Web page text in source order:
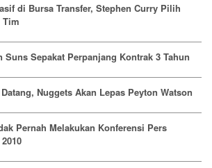
di Bursa Transfer, Stephen Curry Pilih
Tim
Sepakat Perpanjang Kontrak 3 Tahun
Nuggets Akan Lepas Peyton Watson
Pernah Melakukan Konferensi Pers